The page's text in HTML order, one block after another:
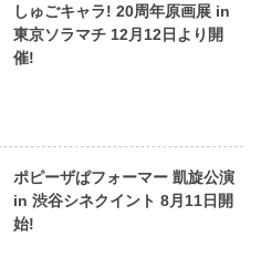
しゅごキャラ! 20周年原画展 in
東京ソラマチ 12月12日より開
催!
ポピーザぱフォーマー 凱旋公演
in 渋谷シネクイント 8月11日開
始!